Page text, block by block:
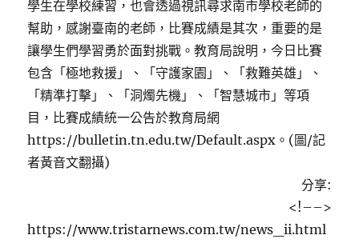
學生在學校練習，也會透過視訊尋求南市學校老師的
幫助，感謝臺南的老師，比賽成績是其次，重要的是
讓學生們學習勇於面對挑戰。教育局說明，今日比賽
包含「極地救援」、「守護家園」、「救難英雄」、
「精準打擊」、「洞燭先機」、「智慧城市」等項
目，比賽成績統一公告於教育局網
https://bulletin.tn.edu.tw/Default.aspx。(圖/記
者黃音文翻攝)
分享:
<!––>
https://www.tristarnews.com.tw/news_ii.html